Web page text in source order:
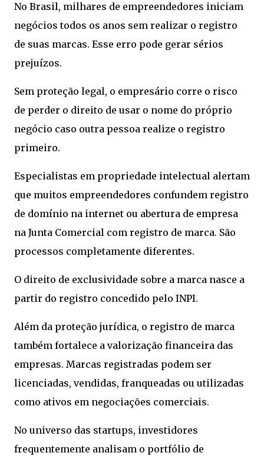
No Brasil, milhares de empreendedores iniciam
negócios todos os anos sem realizar o registro
de suas marcas. Esse erro pode gerar sérios
prejuízos.
Sem proteção legal, o empresário corre o risco
de perder o direito de usar o nome do próprio
negócio caso outra pessoa realize o registro
primeiro.
Especialistas em propriedade intelectual alertam
que muitos empreendedores confundem registro
de domínio na internet ou abertura de empresa
na Junta Comercial com registro de marca. São
processos completamente diferentes.
O direito de exclusividade sobre a marca nasce a
partir do registro concedido pelo INPI.
Além da proteção jurídica, o registro de marca
também fortalece a valorização financeira das
empresas. Marcas registradas podem ser
licenciadas, vendidas, franqueadas ou utilizadas
como ativos em negociações comerciais.
No universo das startups, investidores
frequentemente analisam o portfólio de